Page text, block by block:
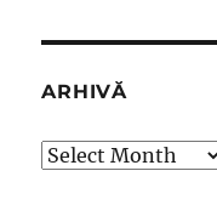
ARHIVĂ
Arhivă